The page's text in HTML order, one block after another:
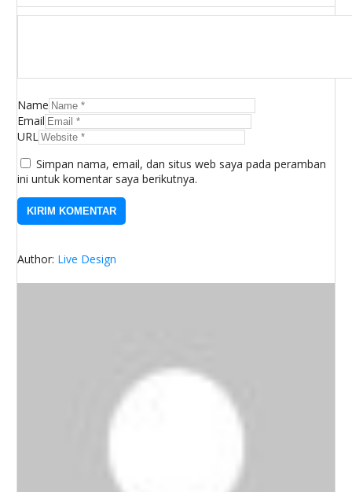
Name
Email
URL
Simpan nama, email, dan situs web saya pada peramban
ini untuk komentar saya berikutnya.
Author: Live Design